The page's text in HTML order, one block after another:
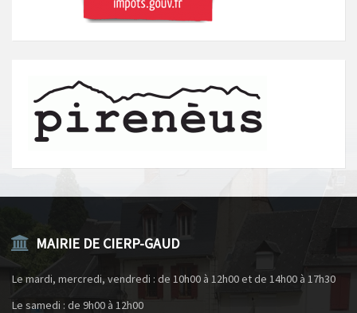
MAIRIE DE CIERP-GAUD
Le mardi, mercredi, vendredi : de 10h00 à 12h00 et de 14h00 à 17h30
Le samedi : de 9h00 à 12h00